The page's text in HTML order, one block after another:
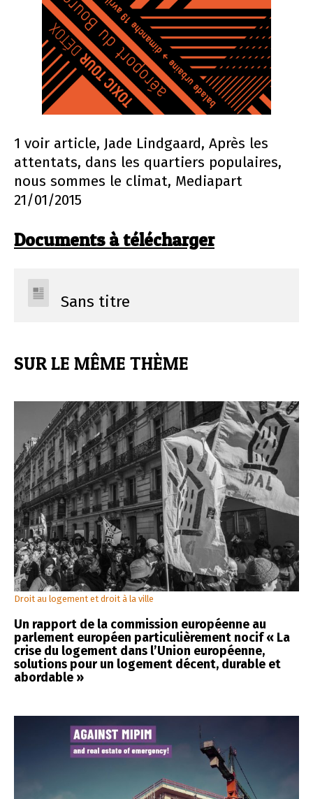
1 voir article, Jade Lindgaard, Après les
attentats, dans les quartiers populaires,
nous sommes le climat, Mediapart
21/01/2015
Documents à télécharger
Sans titre
SUR LE MÊME THÈME
Droit au logement et droit à la ville
Un rapport de la commission européenne au
parlement européen particulièrement nocif « La
crise du logement dans l’Union européenne,
solutions pour un logement décent, durable et
abordable »